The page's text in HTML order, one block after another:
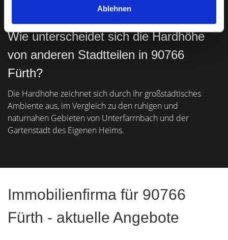
Ablehnen
Wie unterscheidet sich die Hardhöhe
von anderen Stadtteilen in 90766
Fürth?
Die Hardhöhe zeichnet sich durch ihr großstädtisches
Ambiente aus, im Vergleich zu den ruhigen und
naturnahen Gebieten von Unterfarrnbach und der
Gartenstadt des Eigenen Heims.
Immobilienfirma für 90766
Fürth - aktuelle Angebote